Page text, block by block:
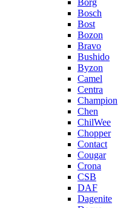
Borg
Bosch
Bost
Bozon
Bravo
Bushido
Byzon
Camel
Centra
Champion
Chen
ChilWee
Chopper
Contact
Cougar
Crona
CSB
DAF
Dagenite